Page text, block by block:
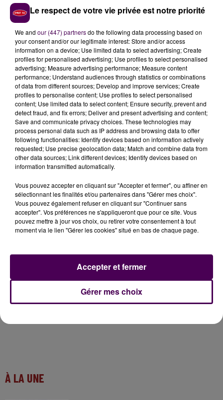
À LA UNE
Le respect de votre vie privée est notre priorité
We and our (447) partnersdo the following data processing based on
your consent and/or our legitimate interest: Store and/or access
information on a device; Use limited data to select advertising; Create
profiles for personalised advertising; Use profiles to select personalised
advertising; Measure advertising performance; Measure content
performance; Understand audiences through statistics or combinations
of data from different sources; Develop and improve services; Create
profiles to personalise content; Use profiles to select personalised
content; Use limited data to select content; Ensure security, prevent and
detect fraud, and fix errors; Deliver and present advertising and content;
Save and communicate privacy choices. These technologies may
process personal data such as IP address and browsing data to offer
following functionalities: Identify devices based on information actively
requested; Use precise geolocation data; Match and combine data from
other data sources; Link different devices; Identify devices based on
information transmitted automatically.
Vous pouvez accepter en cliquant sur "Accepter et fermer", ou affiner en
sélectionnant les finalités et/ou partenaires dans "Gérer mes choix".
Vous pouvez également refuser en cliquant sur "Continuer sans
accepter". Vos préférences ne s'appliqueront que pour ce site. Vous
pouvez mettre à jour vos choix, ou retirer votre consentement à tout
moment via le lien "Gérer les cookies" situé en bas de chaque page.
Gérer mes choix
Accepter et fermer